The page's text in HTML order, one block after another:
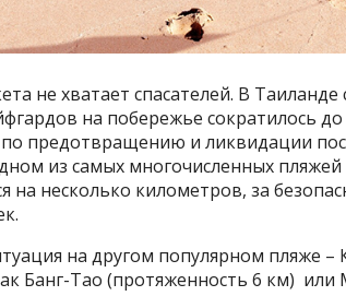
не хватает спасателей. В Таиланде
на побережье сократилось
предотвращению и ликвидации
из самых многочисленных пляжей
на несколько километров, за
на другом популярном пляже
Банг-Тао (протяженность 6 км)